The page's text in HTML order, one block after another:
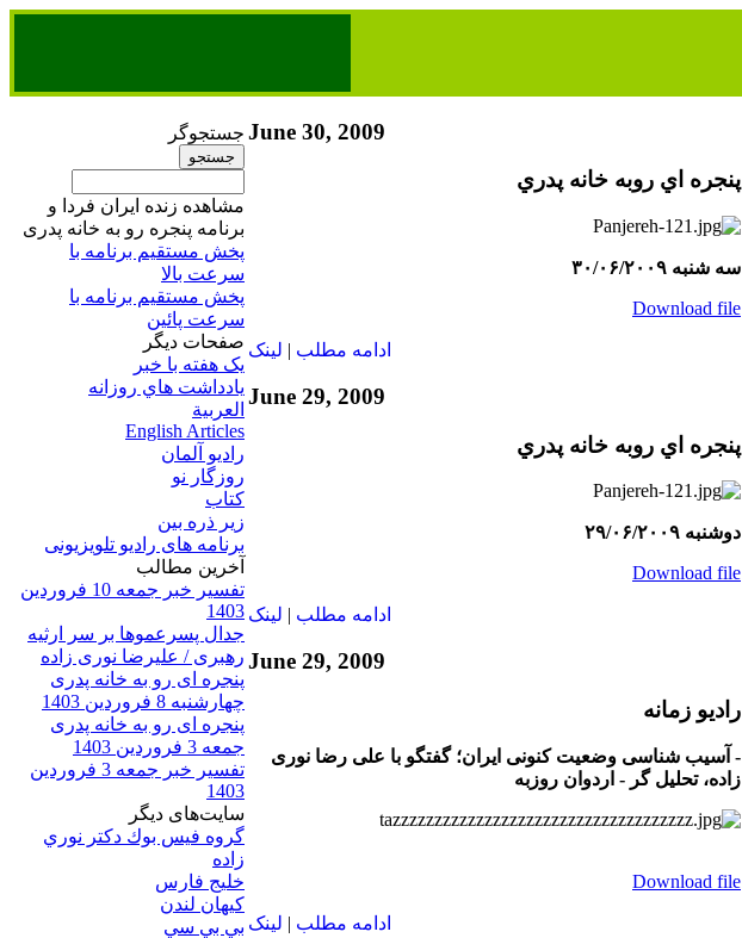
جستجوگر
مشاهده زنده ایران فردا و
برنامه پنجره رو به خانه پدری
پخش مستقیم برنامه‌ ​با
سرعت بالا
پخش مستقیم برنامه‌ ​با
سرعت پائین​
صفحات ديگر
يک هفته با خبر
يادداشت هاي روزانه
العربية
English Articles
راديو آلمان
روزگار نو
کتاب
زير ذره بين
برنامه های رادیو تلویزیونی
آخرين مطالب
تفسیر خبر جمعه 10 فروردین
1403
جدال پسرعموها بر سر ارثیه
رهبری / علیرضا نوری زاده
پنجره ای رو به خانه پدری
چهارشنبه 8 فروردین 1403
پنجره ای رو به خانه پدری
جمعه 3 فروردین 1403
تفسیر خبر جمعه 3 فروردین
1403
سایت‌های ديگر
گروه فيس بوك دكتر نوري
زاده
خلیج فارس
کيهان لندن
بي بي سي
June 30, 2009
پنجره اي روبه خانه پدري
سه شنبه ۳۰/۰۶/۲۰۰۹
Download file
ادامه مطلب | لينک
June 29, 2009
پنجره اي روبه خانه پدري
دوشنبه ۲۹/۰۶/۲۰۰۹
Download file
ادامه مطلب | لينک
June 29, 2009
راديو زمانه
- آسیب شناسی وضعیت کنونی ایران؛ گفتگو با علی رضا نوری
زاده، تحلیل گر - اردوان روزبه
Download file
ادامه مطلب لينک